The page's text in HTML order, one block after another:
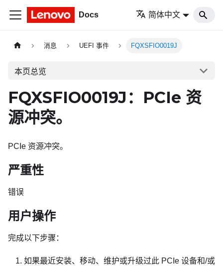
Docs 简体中文
消息 UEFI 事件 FQXSFIO0019J
本页总览
FQXSFIO0019J：PCIe 资
源冲突。
PCIe 资源冲突。
严重性
错误
用户操作
完成以下步骤：
如果最近安装、移动、维护或升级过此 PCIe 设备和/或